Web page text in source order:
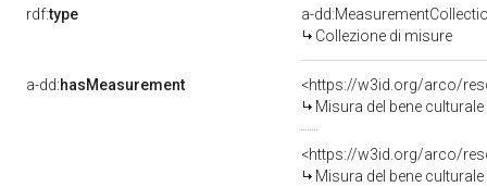
rdf:type
a-
Collezione di misure
a-dd:hasMeasurement
<https://w3id.org/arco/
Misura del bene
<https://w3id.org/arco/
Misura del bene